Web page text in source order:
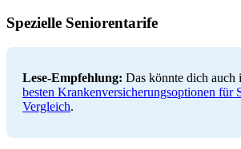
Spezielle Seniorentarife
Lese-Empfehlung: Das könnte dich auch
besten Krankenversicherungsoptionen für
Vergleich.